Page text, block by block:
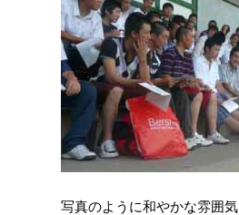
写真のように和やかな雰囲